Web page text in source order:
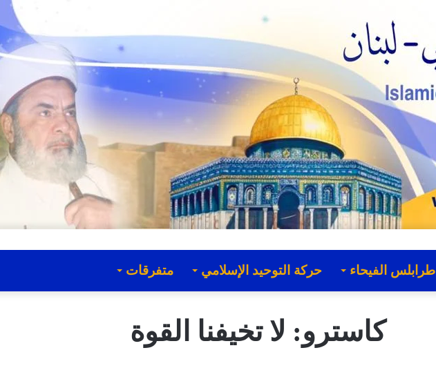
طرابلس الفيحاء حركة التوحيد الإسلامي متفرقات
كاسترو: لا تخيفنا القوة